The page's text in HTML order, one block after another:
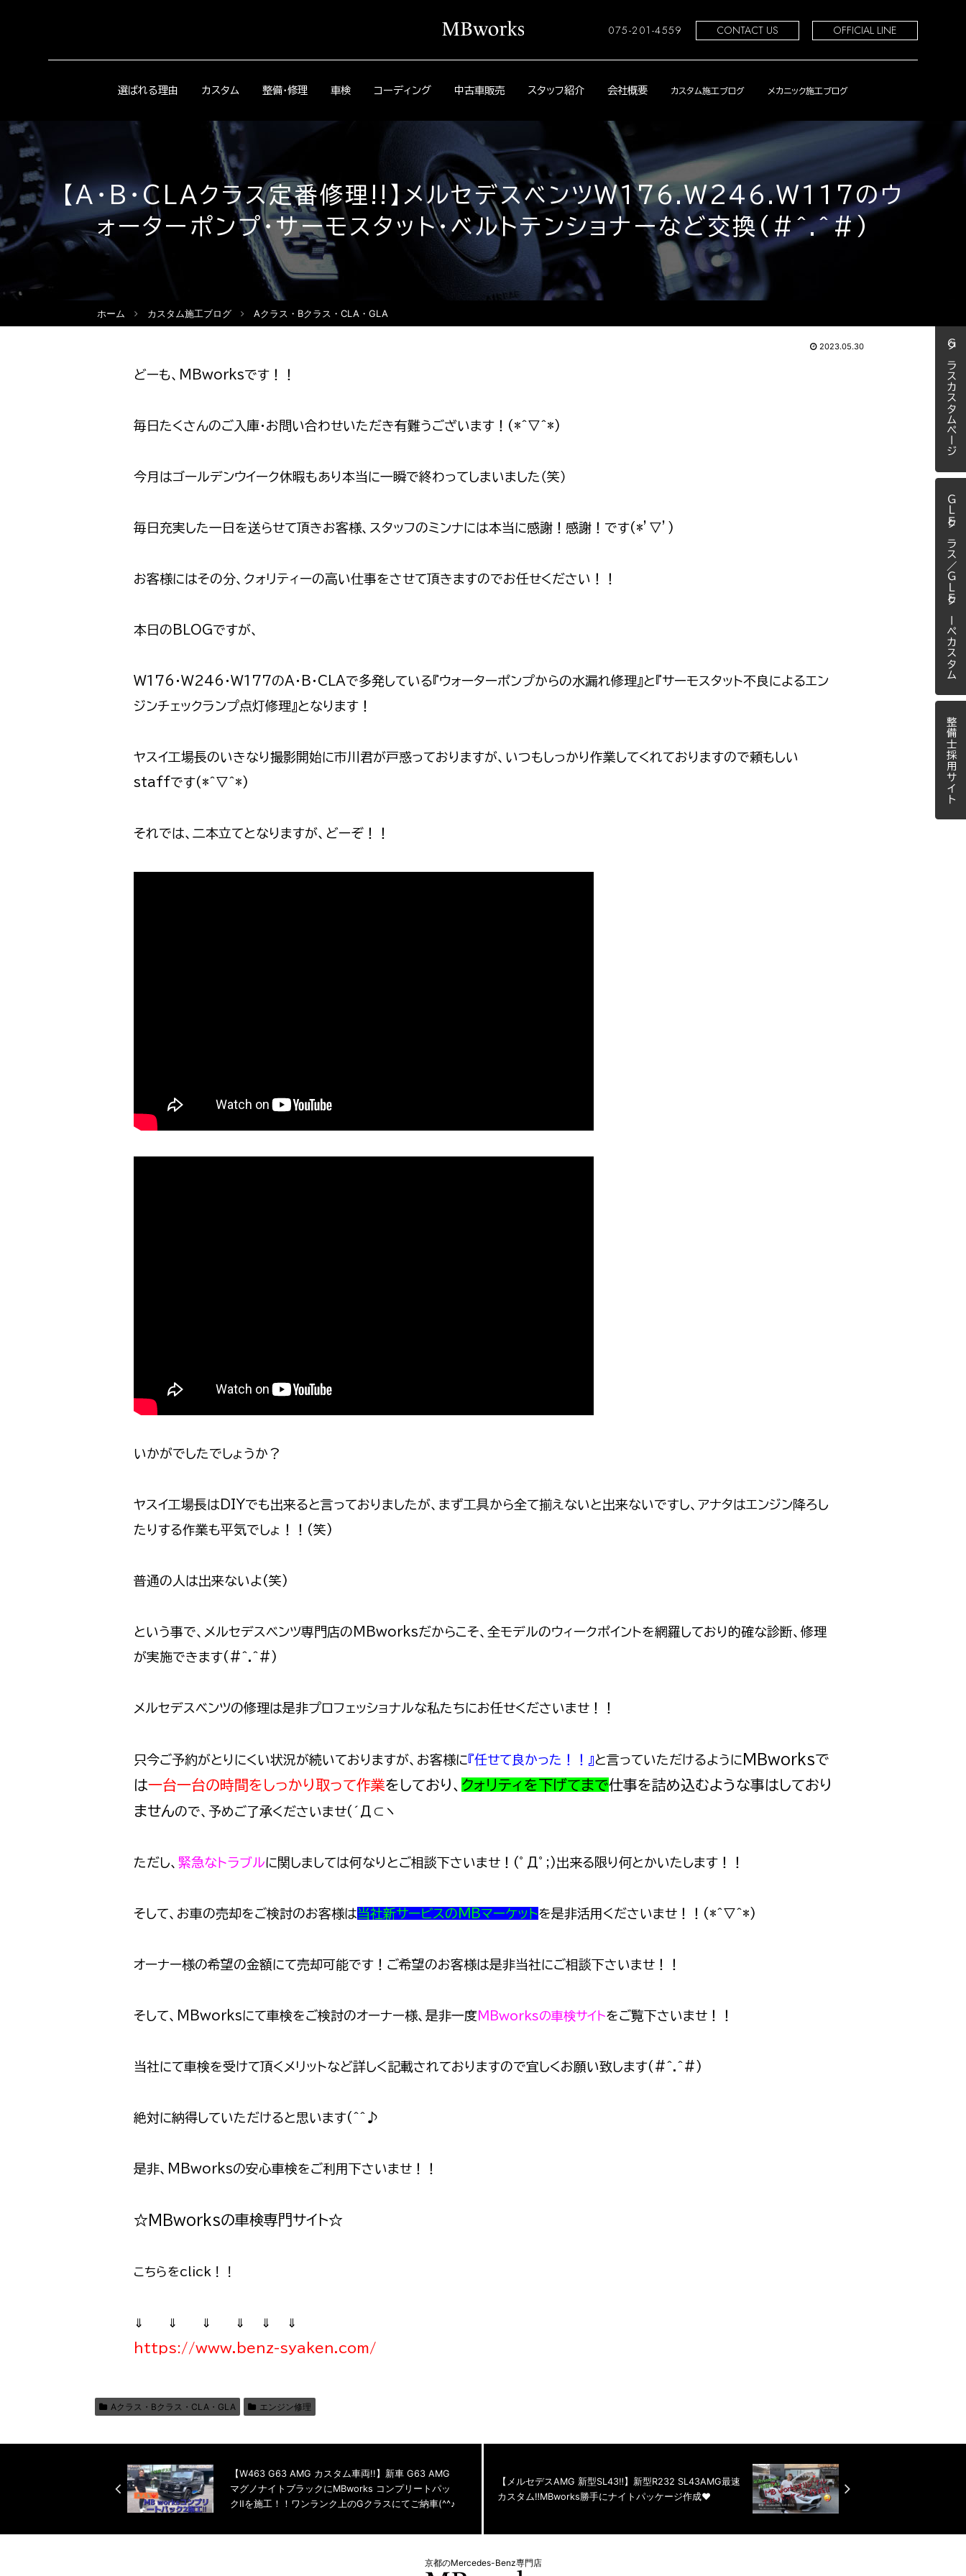
075-201-4559 CONTACT US OFFICIAL LINE
選ばれる理由 カスタム 整備・修理 車検 コーディング 中古車販売 スタッフ紹介 会社概要 カスタム施工ブログ メカニック施工ブログ
【A・B・CLAクラス定番修理!!】メルセデスベンツW176.W246.W117のウ
ォーターポンプ・サーモスタット・ベルトテンショナーなど交換(#^.^#)
ホーム カスタム施工ブログ Aクラス・Bクラス・CLA・GLA
2023.05.30
どーも、MBworksです！！
毎日たくさんのご入庫・お問い合わせいただき有難うございます！(*^▽^*)
今月はゴールデンウイーク休暇もあり本当に一瞬で終わってしまいました（笑）
毎日充実した一日を送らせて頂きお客様、スタッフのミンナには本当に感謝！感謝！です(*’▽’)
お客様にはその分、クォリティーの高い仕事をさせて頂きますのでお任せください！！
本日のBLOGですが、
W176・W246・W177のA・B・CLAで多発している『ウォーターポンプからの水漏れ修理』と『サーモスタット不良によるエン
ジンチェックランプ点灯修理』となります！
ヤスイ工場長のいきなり撮影開始に市川君が戸惑っておりますが、いつもしっかり作業してくれておりますので頼もしい
staffです(*^▽^*)
それでは、二本立てとなりますが、どーぞ！！
いかがでしたでしょうか？
ヤスイ工場長はDIYでも出来ると言っておりましたが、まず工具から全て揃えないと出来ないですし、アナタはエンジン降ろし
たりする作業も平気でしょ！！(笑)
普通の人は出来ないよ(笑)
という事で、メルセデスベンツ専門店のMBworksだからこそ、全モデルのウィークポイントを網羅しており的確な診断、修理
が実施できます(#^.^#)
メルセデスベンツの修理は是非プロフェッショナルな私たちにお任せくださいませ！！
只今ご予約がとりにくい状況が続いておりますが、お客様に 『任せて良かった！！』と言っていただけるように MBworksで
は一台一台の時間をしっかり取って作業をしており、 クォリティを下げてまで仕事を詰め込むような事はしており
ませんので、予めご了承くださいませ(´Д⊂ヽ
ただし、 緊急なトラブルに関しましては何なりとご相談下さいませ！(ﾟДﾟ;)出来る限り何とかいたします！！
そして、お車の売却をご検討のお客様は当社新サービスのMBマーケットを是非活用くださいませ！！(*^▽^*)
オーナー様の希望の金額にて売却可能です！ご希望のお客様は是非当社にご相談下さいませ！！
そして、MBworksにて車検をご検討のオーナー様、是非一度MBworksの車検サイトをご覧下さいませ！！
当社にて車検を受けて頂くメリットなど詳しく記載されておりますので宜しくお願い致します(#^.^#)
絶対に納得していただけると思います(^^♪
是非、MBworksの安心車検をご利用下さいませ！！
☆MBworksの車検専門サイト☆
こちらをclick！！
⇓ ⇓ ⇓ ⇓ ⇓ ⇓
https://www.benz-syaken.com/
Aクラス・Bクラス・CLA・GLA エンジン修理
【W463 G63 AMG カスタム車両!!】新車 G63 AMG
マグノナイトブラックにMBworks コンプリートパッ
クⅡを施工！！ワンランク上のGクラスにてご納車(^^♪
【メルセデスAMG 新型SL43‼︎】新型R232 SL43AMG最速
カスタム‼︎MBworks勝手にナイトパッケージ作成❤️
京都のMercedes-Benz専門店
Ｇクラスカスタムページ
ＧＬＥクラス／ＧＬＥクーペカスタム
整備士採用サイト